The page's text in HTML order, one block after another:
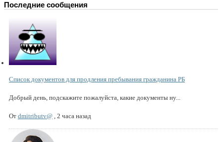
Последние сообщения
Список документов для продления пребывания гражданина РБ
Добрый день, подскажите пожалуйста, какие документы ну...
От dmitributv@ , 2 часа назад